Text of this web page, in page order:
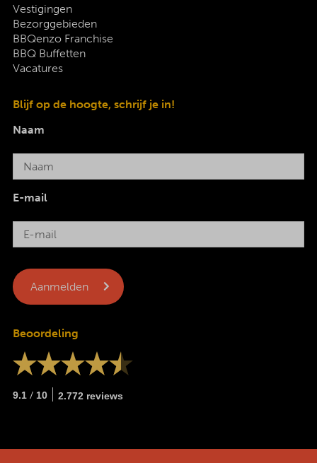
Vestigingen
Bezorggebieden
BBQenzo Franchise
BBQ Buffetten
Vacatures
Blijf op de hoogte, schrijf je in!
Naam
E-mail
Beoordeling
9.1 / 10 2.772 reviews